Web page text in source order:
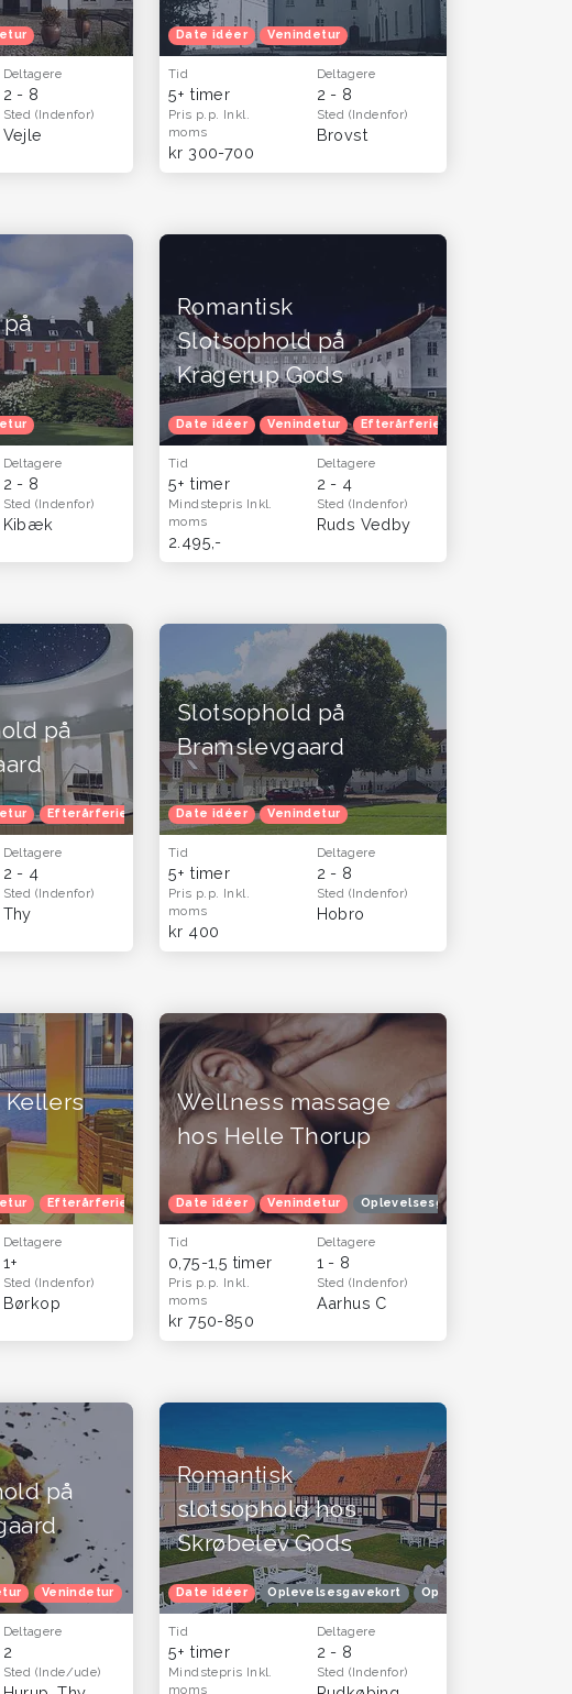
Deltagere
2 - 8
Sted (Indenfor)
Vejle
Date idéer Venindetur
Tid
5+ timer
Deltagere
2 - 8
Pris p.p. Inkl.
moms
kr 300-700
Sted (Indenfor)
Brovst
til hende Oplevelsesgaver til ham og far - oplevelser og gavekort
Deltagere
2 - 8
Sted (Indenfor)
Kibæk
Romantisk
Slotsophold på
Kragerup Gods
Date idéer Venindetur Efterårferie
Tid
5+ timer
Deltagere
2 - 4
Mindstepris Inkl.
moms
2.495,-
Sted (Indenfor)
Ruds Vedby
til hende Oplevelsesgaver til ham og far - oplevelser og gavekort til mænd
på
Efterårferie Oplevelsesgavekort Oplevelsesgaver til hende
Deltagere
2 - 4
Sted (Indenfor)
Thy
Slotsophold på
Bramslevgaard
Date idéer Venindetur
Tid
5+ timer
Deltagere
2 - 8
Pris p.p. Inkl.
moms
kr 400
Sted (Indenfor)
Hobro
Kellers
Efterårferie Oplevelsesgavekort
Deltagere
1+
Sted (Indenfor)
Børkop
Wellness massage
hos Helle Thorup
Date idéer Venindetur Oplevelsesgavekort
Tid
0,75-1,5 timer
Deltagere
1 - 8
Pris p.p. Inkl.
moms
kr 750-850
Sted (Indenfor)
Aarhus C
til hende Oplevelsesgaver til ham og far - oplevelser og gavekort til mænd
på
Venindetur Oplevelsesgaver til hende Oplevelsesgaver til ham og far -
Deltagere
2
Sted (Inde/ude)
Romantisk
slotsophold hos
Skrøbelev Gods
Date idéer Oplevelsesgavekort Oplevelsesgaver til
Tid
5+ timer
Deltagere
2 - 8
Mindstepris Inkl.
moms
Sted (Indenfor)